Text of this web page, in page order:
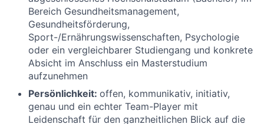
Bereich Gesundheitsmanagement,
Gesundheitsförderung,
Sport-/Ernährungswissenschaften, Psychologie
oder ein vergleichbarer Studiengang und konkrete
Absicht im Anschluss ein Masterstudium
aufzunehmen
Persönlichkeit: offen, kommunikativ, initiativ,
genau und ein echter Team-Player mit
Leidenschaft für den ganzheitlichen Blick auf die